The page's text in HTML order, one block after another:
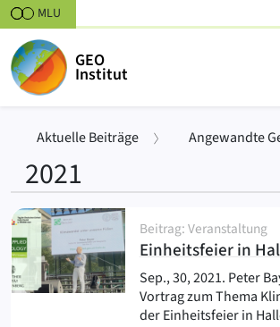
Zum Inhalt springen
MLU
GEO
Institut
Aktuelle Beiträge Angewandte
2021
Beiträge
Einheitsfeier in
Beitrag: Veranstaltung
Sep., 30, 2021. Peter
Vortrag zum Thema
der Einheitsfeier in